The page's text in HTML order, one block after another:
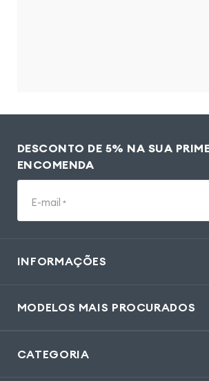
DESCONTO DE 5% NA SUA
ENCOMENDA
E-mail *
INFORMAÇÕES
MODELOS MAIS PROCURADOS
CATEGORIA